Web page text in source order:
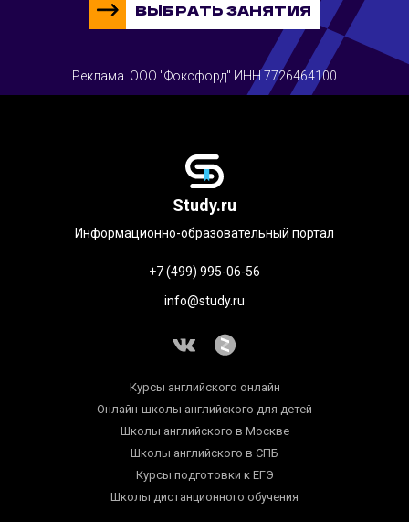
ВЫБРАТЬ ЗАНЯТИЯ
Реклама. ООО "Фоксфорд" ИНН 7726464100
Study.ru
Информационно-образовательный портал
+7 (499) 995-06-56
info@study.ru
Курсы английского онлайн
Онлайн-школы английского для детей
Школы английского в Москве
Школы английского в СПБ
Курсы подготовки к ЕГЭ
Школы дистанционного обучения